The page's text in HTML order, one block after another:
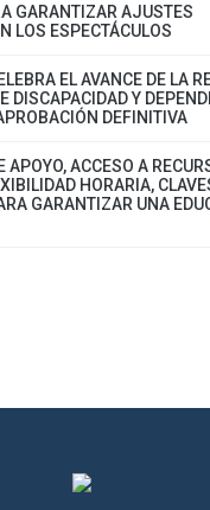
GARANTIZAR AJUSTES
LOS ESPECTÁCULOS
EL AVANCE DE LA
DISCAPACIDAD Y
DEFINITIVA
APOYO, ACCESO A
HORARIA,
GARANTIZAR UNA